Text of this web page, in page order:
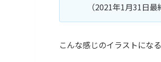
（2021年1月31日最
こんな感じのイラストにな